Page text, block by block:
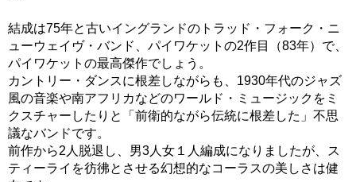
結成は75年と古いイングランドのトラッド・フォーク・ニ
ューウェイヴ・バンド、パイワケットの2作目（83年）で、
パイワケットの最高傑作でしょう。
カントリー・ダンスに根差しながらも、1930年代のジャズ
風の音楽や南アフリカなどのワールド・ミュージックをミ
クスチャーしたりと「前衛的ながら伝統に根差した」不思
議なバンドです。
前作から2人脱退し、男3人女１人編成になりましたが、ス
ティーライを彷彿とさせる幻想的なコーラスの美しさは健